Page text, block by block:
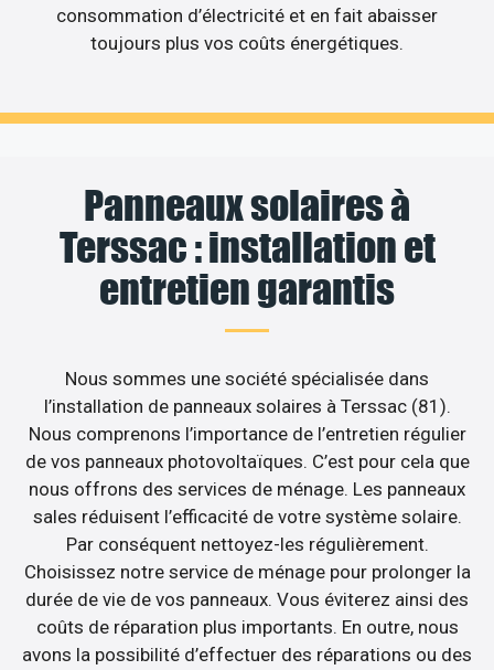
consommation d’électricité et en fait abaisser
toujours plus vos coûts énergétiques.
Panneaux solaires à
Terssac : installation et
entretien garantis
Nous sommes une société spécialisée dans
l’installation de panneaux solaires à Terssac (81).
Nous comprenons l’importance de l’entretien régulier
de vos panneaux photovoltaïques. C’est pour cela que
nous offrons des services de ménage. Les panneaux
sales réduisent l’efficacité de votre système solaire.
Par conséquent nettoyez-les régulièrement.
Choisissez notre service de ménage pour prolonger la
durée de vie de vos panneaux. Vous éviterez ainsi des
coûts de réparation plus importants. En outre, nous
avons la possibilité d’effectuer des réparations ou des